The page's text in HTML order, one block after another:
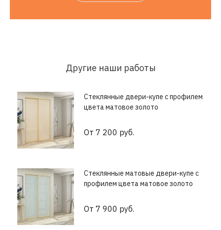
Другие наши работы
Стеклянные двери-купе с профилем
цвета матовое золото
От 7 200 руб.
Стеклянные матовые двери-купе с
профилем цвета матовое золото
От 7 900 руб.